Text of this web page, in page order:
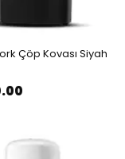
Çöp Kovası Siyah